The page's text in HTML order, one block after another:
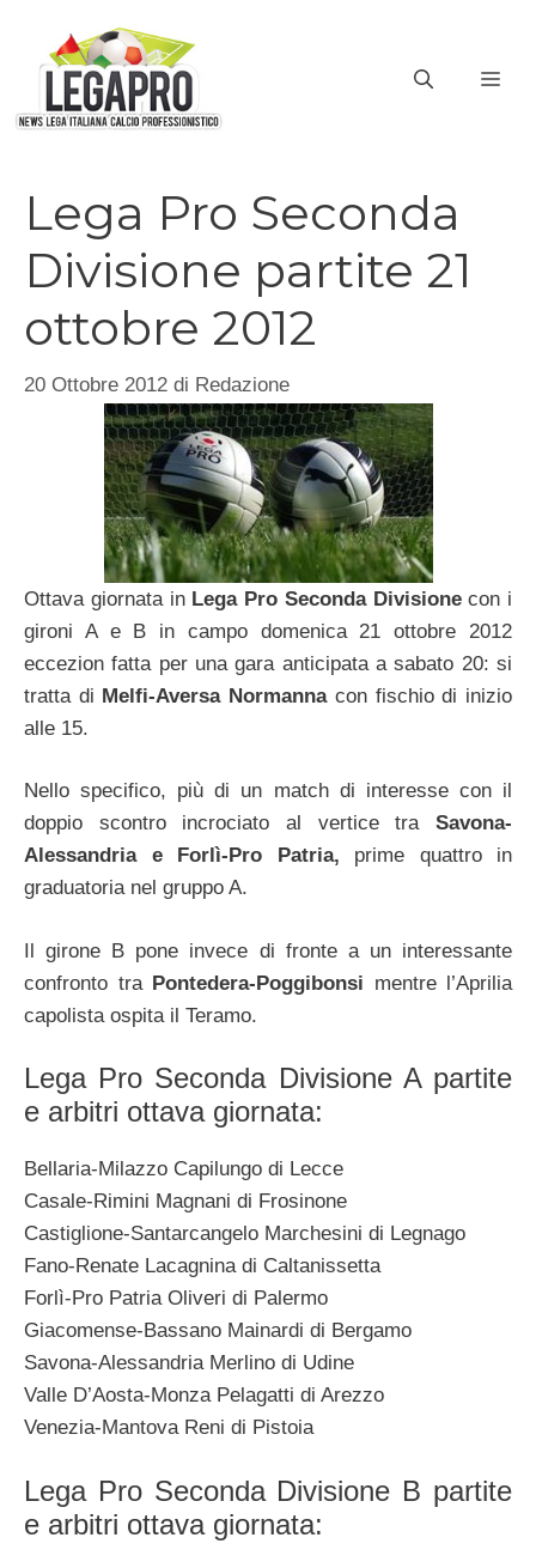
contenuto
Lega Pro Seconda
Divisione partite 21
ottobre 2012
20 Ottobre 2012 di Redazione
Ottava giornata in Lega Pro Seconda Divisionecon i
gironi A e B in campo domenica 21 ottobre 2012
eccezion fatta per una gara anticipata a sabato 20: si
tratta di Melfi-Aversa Normannacon fischio di inizio
alle 15.
Nello specifico, più di un match di interesse con il
doppio scontro incrociato al vertice tra Savona-
Alessandria e Forlì-Pro Patria, prime quattro in
graduatoria nel gruppo A.
Il girone B pone invece di fronte a un interessante
confronto tra Pontedera-Poggibonsi mentre l’Aprilia
capolista ospita il Teramo.
Lega Pro Seconda Divisione A partite
e arbitri ottava giornata:
Bellaria-Milazzo Capilungo di Lecce
Casale-Rimini Magnani di Frosinone
Castiglione-Santarcangelo Marchesini di Legnago
Fano-Renate Lacagnina di Caltanissetta
Forlì-Pro Patria Oliveri di Palermo
Giacomense-Bassano Mainardi di Bergamo
Savona-Alessandria Merlino di Udine
Valle D’Aosta-Monza Pelagatti di Arezzo
Venezia-Mantova Reni di Pistoia
Lega Pro Seconda Divisione B partite
e arbitri ottava giornata: